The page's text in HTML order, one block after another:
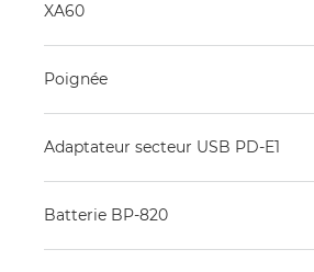
dialogue.
XA60
Poignée
Adaptateur secteur USB PD-E1
Batterie BP-820